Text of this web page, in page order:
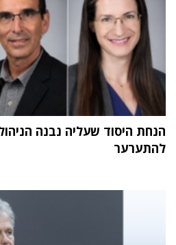
הנחת היסוד שעליה נבנה
להתערער